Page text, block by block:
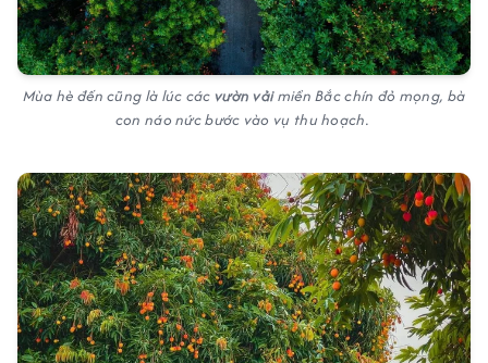
Mùa hè đến cũng là lúc các vườn vảimiền Bắc chín đỏ mọng, bà
con náo nức bước vào vụ thu hoạch.